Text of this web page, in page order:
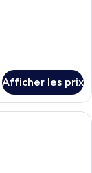
Afficher les prix